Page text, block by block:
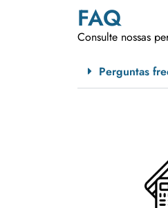
FAQ
Consulte nossas
Perguntas